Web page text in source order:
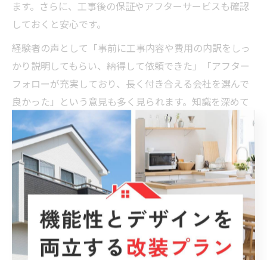
ます。さらに、工事後の保証やアフターサービスも確認
しておくと安心です。
経験者の声として「事前に工事内容や費用の内訳をしっ
かり説明してもらい、納得して依頼できた」「アフター
フォローが充実しており、長く付き合える会社を選んで
良かった」という意見も多く見られます。知識を深めて
計画的に進めることが、塗装リフォーム成功のカギで
す。
塗装工事のポイントを徹底解説
リフォーム視点で見る塗装工事の注意点